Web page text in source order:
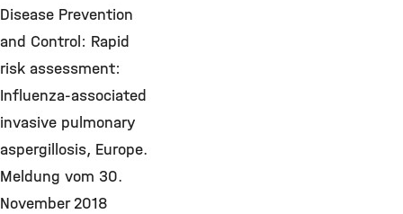
Disease Prevention
and Control: Rapid
risk assessment:
Influenza-associated
invasive pulmonary
aspergillosis, Europe.
Meldung vom 30.
November 2018